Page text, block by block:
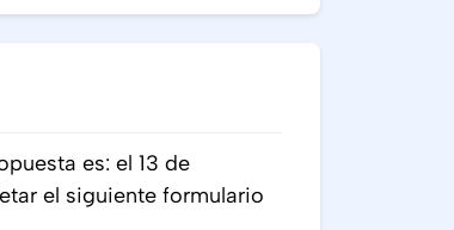
es: el 13 de
el siguiente formulario